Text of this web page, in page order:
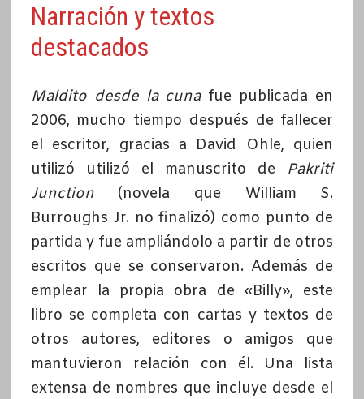
Narración y textos
destacados
Maldito desde la cunafue publicada en
2006, mucho tiempo después de fallecer
el escritor, gracias a David Ohle, quien
utilizó utilizó el manuscrito de Pakriti
Junction (novela que William S.
Burroughs Jr. no finalizó) como punto de
partida y fue ampliándolo a partir de otros
escritos que se conservaron. Además de
emplear la propia obra de «Billy», este
libro se completa con cartas y textos de
otros autores, editores o amigos que
mantuvieron relación con él. Una lista
extensa de nombres que incluye desde el